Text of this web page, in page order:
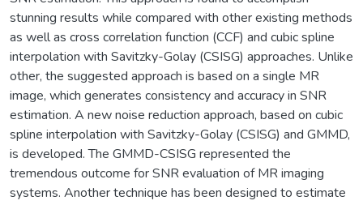
stunning results while compared with other existing methods
as well as cross correlation function (CCF) and cubic spline
interpolation with Savitzky-Golay (CSISG) approaches. Unlike
other, the suggested approach is based on a single MR
image, which generates consistency and accuracy in SNR
estimation. A new noise reduction approach, based on cubic
spline interpolation with Savitzky-Golay (CSISG) and GMMD,
is developed. The GMMD-CSISG represented the
tremendous outcome for SNR evaluation of MR imaging
systems. Another technique has been designed to estimate